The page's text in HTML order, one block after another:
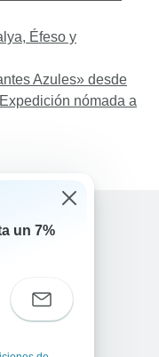
Éfeso y
Azules» desde
nómada a
un 7%